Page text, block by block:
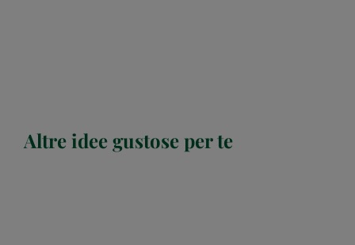
Altre idee gustose per te